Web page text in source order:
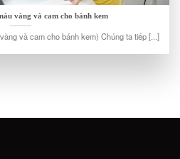
vàng và cam cho bánh kem
và cam cho bánh kem) Chúng ta tiếp [...]